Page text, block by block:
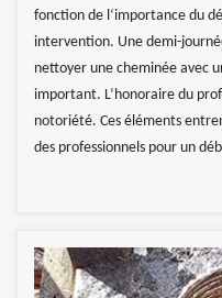
fonction de l‘importance du
intervention. Une demi-
nettoyer une cheminée avec
important. L’honoraire du
notoriété. Ces éléments
des professionnels pour un